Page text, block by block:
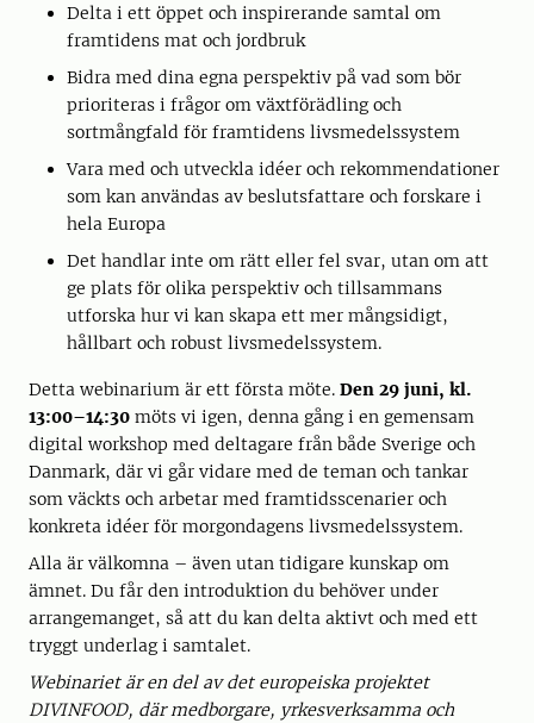
Delta i ett öppet och inspirerande samtal om
framtidens mat och jordbruk
Bidra med dina egna perspektiv på vad som bör
prioriteras i frågor om växtförädling och
sortmångfald för framtidens livsmedelssystem
Vara med och utveckla idéer och rekommendationer
som kan användas av beslutsfattare och forskare i
hela Europa
Det handlar inte om rätt eller fel svar, utan om att
ge plats för olika perspektiv och tillsammans
utforska hur vi kan skapa ett mer mångsidigt,
hållbart och robust livsmedelssystem.
Detta webinarium är ett första möte. Den 29 juni, kl.
13:00–14:30 möts vi igen, denna gång i en gemensam
digital workshop med deltagare från både Sverige och
Danmark, där vi går vidare med de teman och tankar
som väckts och arbetar med framtidsscenarier och
konkreta idéer för morgondagens livsmedelssystem.
Alla är välkomna – även utan tidigare kunskap om
ämnet. Du får den introduktion du behöver under
arrangemanget, så att du kan delta aktivt och med ett
tryggt underlag i samtalet.
Webinariet är en del av det europeiska projektet
DIVINFOOD, där medborgare, yrkesverksamma och